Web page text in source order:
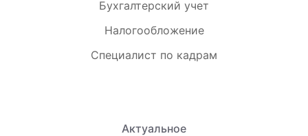
Бухгалтерский учет
Налогообложение
Специалист по кадрам
Актуальное